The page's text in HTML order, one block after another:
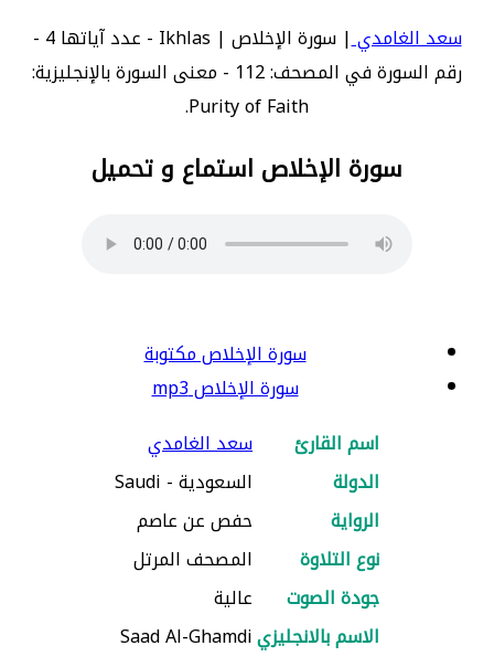
سعد الغامدي
| سورة الإخلاص | Ikhlas - عدد آياتها 4 -
رقم السورة في المصحف: 112 - معنى السورة بالإنجليزية:
Purity of Faith.
سورة الإخلاص استماع و تحميل
سورة الإخلاص مكتوبة
سورة الإخلاص mp3
اسم القارئ
سعد الغامدي
الدولة
السعودية - Saudi
الرواية
حفص عن عاصم
نوع التلاوة
المصحف المرتل
جودة الصوت
عالية
الاسم بالانجليزيSaad Al-Ghamdi